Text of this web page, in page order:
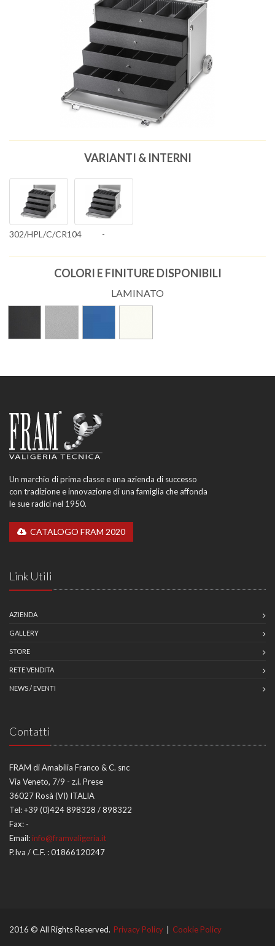
VARIANTI & INTERNI
302/HPL/C/CR104 -
COLORI E FINITURE DISPONIBILI
LAMINATO
Un marchio di prima classe e una azienda di successo
con tradizione e innovazione di una famiglia che affonda
le sue radici nel 1950.
CATALOGO FRAM 2020
Link Utili
AZIENDA
GALLERY
STORE
RETE VENDITA
NEWS / EVENTI
Contatti
FRAM di Amabilia Franco & C. snc
Via Veneto, 7/9 - z.i. Prese
36027 Rosà (VI) ITALIA
Tel:+39 (0)424 898328 / 898322
Fax: -
Email:info@framvaligeria.it
P.Iva / C.F. : 01866120247
2016 © All Rights Reserved. Privacy Policy Cookie Policy